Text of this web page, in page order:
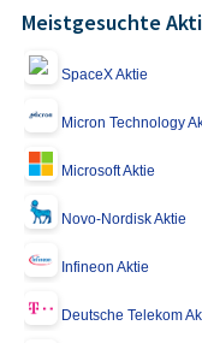
Meistgesuchte
SpaceX Aktie
Micron Technology
Microsoft Aktie
Novo-Nordisk Aktie
Infineon Aktie
Deutsche Telekom